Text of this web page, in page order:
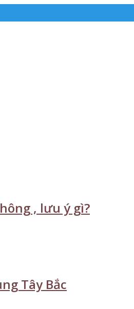
, lưu ý gì?
Tây Bắc